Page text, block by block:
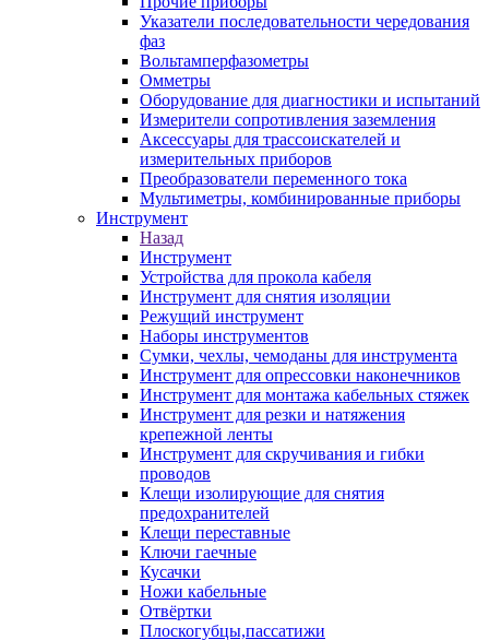
Указатели последовательности чередования
фаз
Вольтамперфазометры
Омметры
Оборудование для диагностики и испытаний
Измерители сопротивления заземления
Аксессуары для трассоискателей и
измерительных приборов
Преобразователи переменного тока
Мультиметры, комбинированные приборы
Инструмент
Назад
Инструмент
Устройства для прокола кабеля
Инструмент для снятия изоляции
Режущий инструмент
Наборы инструментов
Сумки, чехлы, чемоданы для инструмента
Инструмент для опрессовки наконечников
Инструмент для монтажа кабельных стяжек
Инструмент для резки и натяжения
крепежной ленты
Инструмент для скручивания и гибки
проводов
Клещи изолирующие для снятия
предохранителей
Клещи переставные
Ключи гаечные
Кусачки
Ножи кабельные
Отвёртки
Плоскогубцы,пассатижи